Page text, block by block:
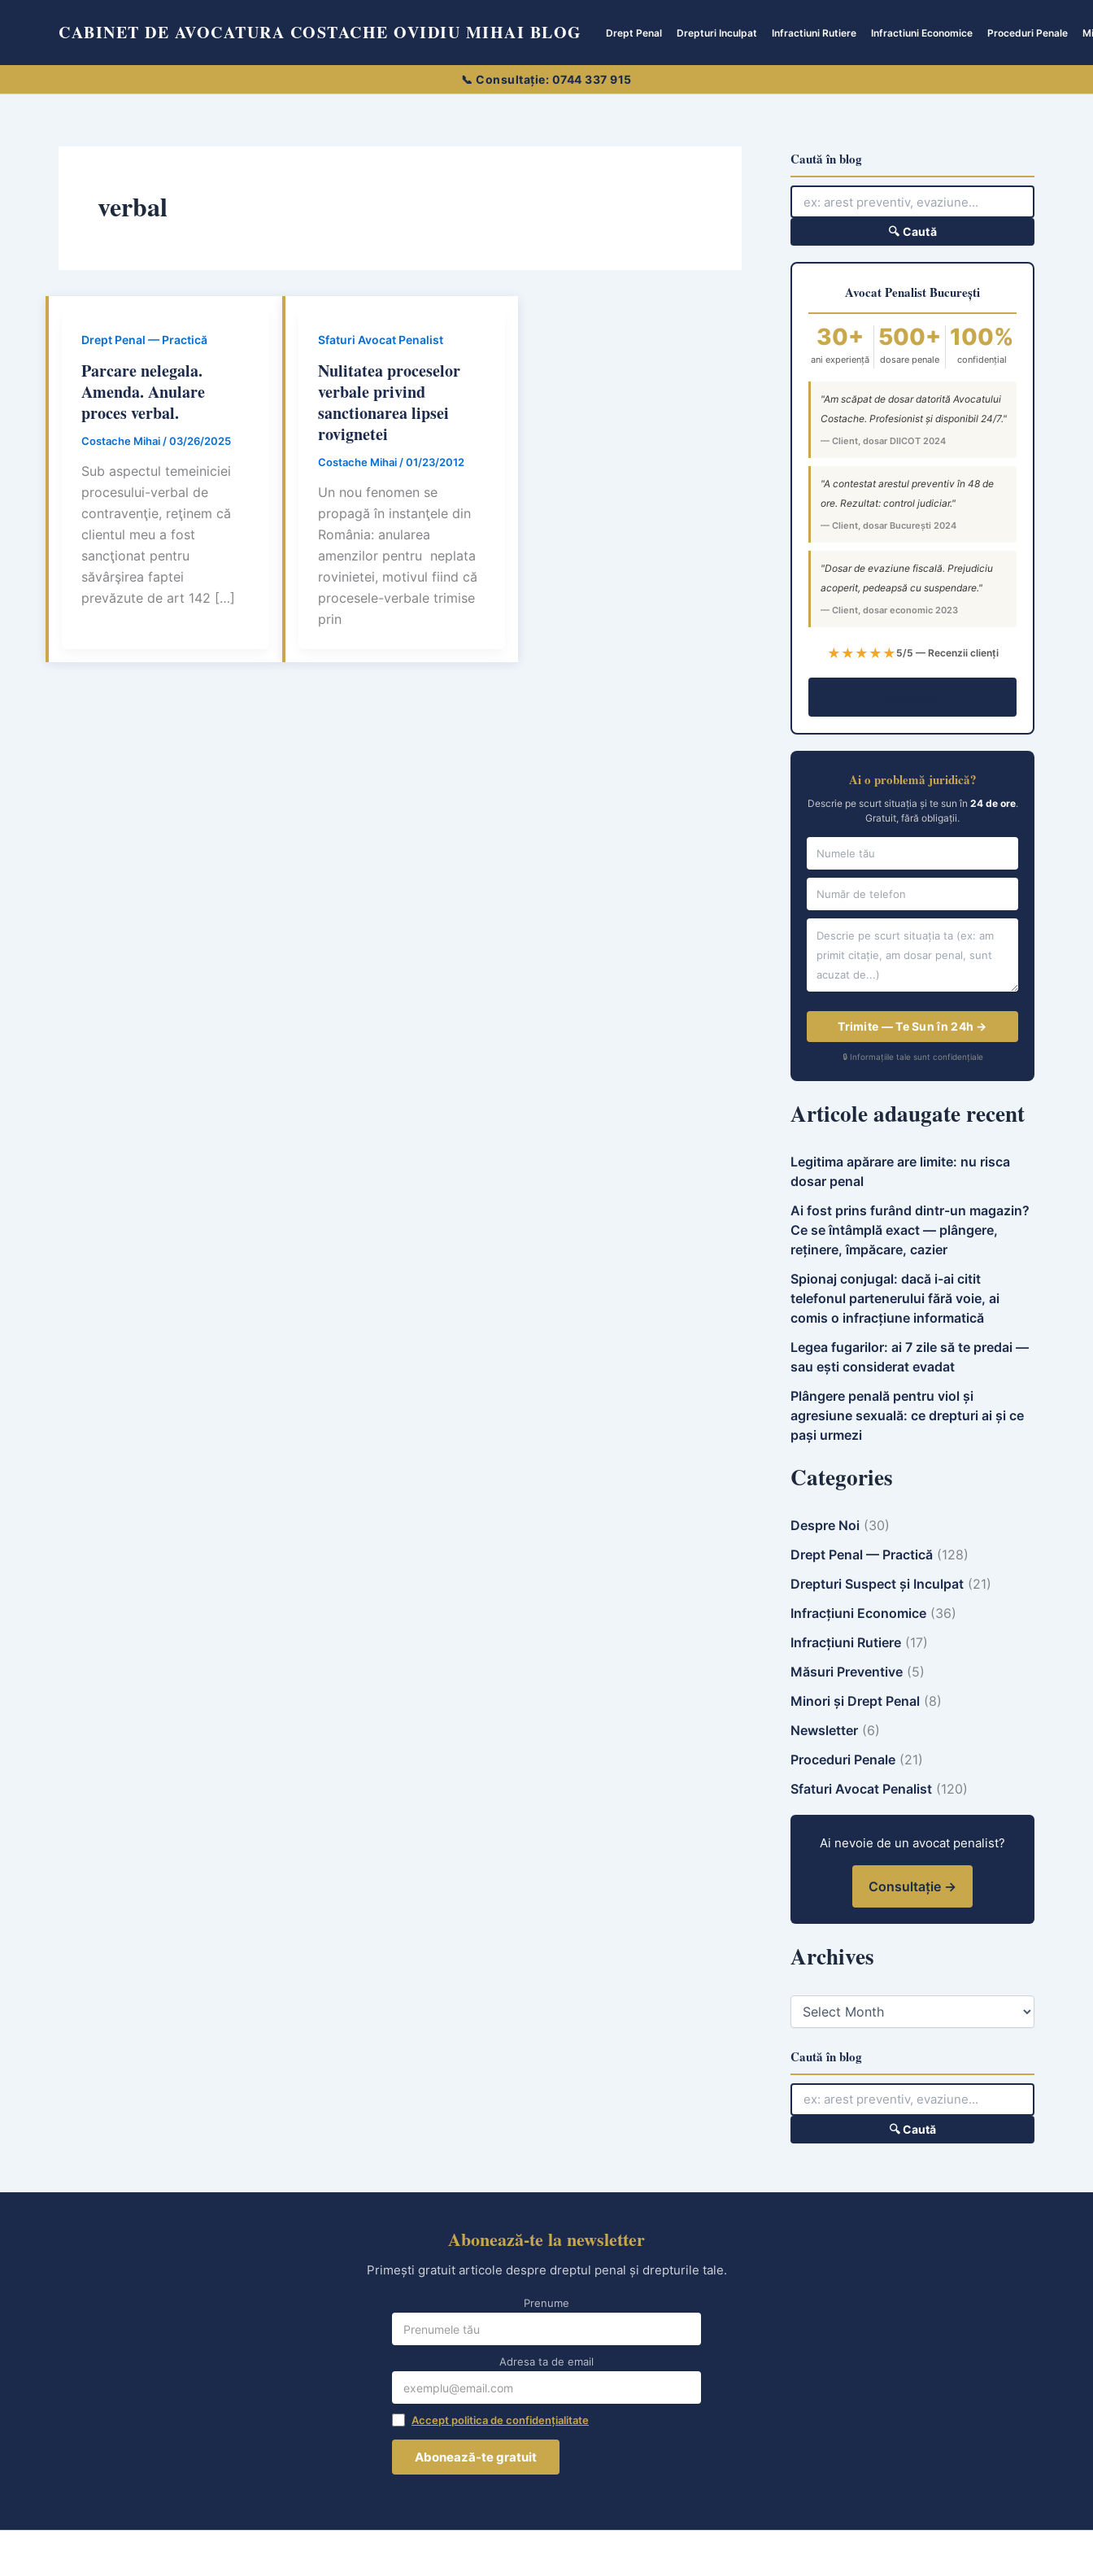
CABINET DE AVOCATURA COSTACHE OVIDIU MIHAI BLOG Drept Penal Drepturi Inculpat Infractiuni Rutiere Infractiuni Economice Proceduri Penale
verbal
Drept Penal — Practică
Parcare nelegala.
Amenda. Anulare
proces verbal.
Costache Mihai /03/26/2025
Sub aspectul temeiniciei
procesului-verbal de
contravenţie, reţinem că
clientul meu a fost
sancţionat pentru
săvârşirea faptei
prevăzute de art 142 […]
Sfaturi Avocat Penalist
Nulitatea proceselor
verbale privind
sanctionarea lipsei
rovignetei
Costache Mihai /01/23/2012
Un nou fenomen se
propagă în instanţele din
România: anularea
amenzilor pentru neplata
rovinietei, motivul fiind că
procesele-verbale trimise
prin
Caută în blog
🔍 Caută
Avocat Penalist București
30+
ani experiență
500+
dosare penale
100%
confidențial
"Am scăpat de dosar datorită Avocatului
Costache. Profesionist și disponibil 24/7."
— Client, dosar DIICOT 2024
"A contestat arestul preventiv în 48 de
ore. Rezultat: control judiciar."
— Client, dosar București 2024
"Dosar de evaziune fiscală. Prejudiciu
acoperit, pedeapsă cu suspendare."
— Client, dosar economic 2023
★★★★★ 5/5 — Recenzii clienți
Ai o problemă juridică?
Descrie pe scurt situația și te sun în 24 de ore.
Gratuit, fără obligații.
Trimite — Te Sun în 24h →
🔒 Informațiile tale sunt confidențiale
Articole adaugate recent
Legitima apărare are limite: nu risca
dosar penal
Ai fost prins furând dintr-un magazin?
Ce se întâmplă exact — plângere,
reținere, împăcare, cazier
Spionaj conjugal: dacă i-ai citit
telefonul partenerului fără voie, ai
comis o infracțiune informatică
Legea fugarilor: ai 7 zile să te predai —
sau ești considerat evadat
Plângere penală pentru viol și
agresiune sexuală: ce drepturi ai și ce
pași urmezi
Categories
Despre Noi (30)
Drept Penal — Practică (128)
Drepturi Suspect și Inculpat (21)
Infracțiuni Economice (36)
Infracțiuni Rutiere (17)
Măsuri Preventive (5)
Minori și Drept Penal (8)
Newsletter (6)
Proceduri Penale (21)
Sfaturi Avocat Penalist (120)
Ai nevoie de un avocat penalist?
Consultație →
Archives
A
h
v
s
Caută în blog
🔍 Caută
Abonează-te la newsletter
Primești gratuit articole despre dreptul penal și drepturile tale.
Prenume
Adresa ta de email
Accept politica de confidențialitate